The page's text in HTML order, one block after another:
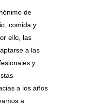
de
comida y
ello, las
a las
y
a los años
a